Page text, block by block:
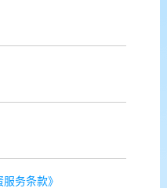
务条款》